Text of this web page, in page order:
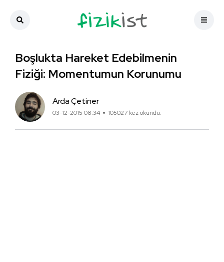
Boşlukta Hareket Edebilmenin
Fiziği: Momentumun Korunumu
Arda Çetiner
03-12-2015 08:34 105027 kez okundu.